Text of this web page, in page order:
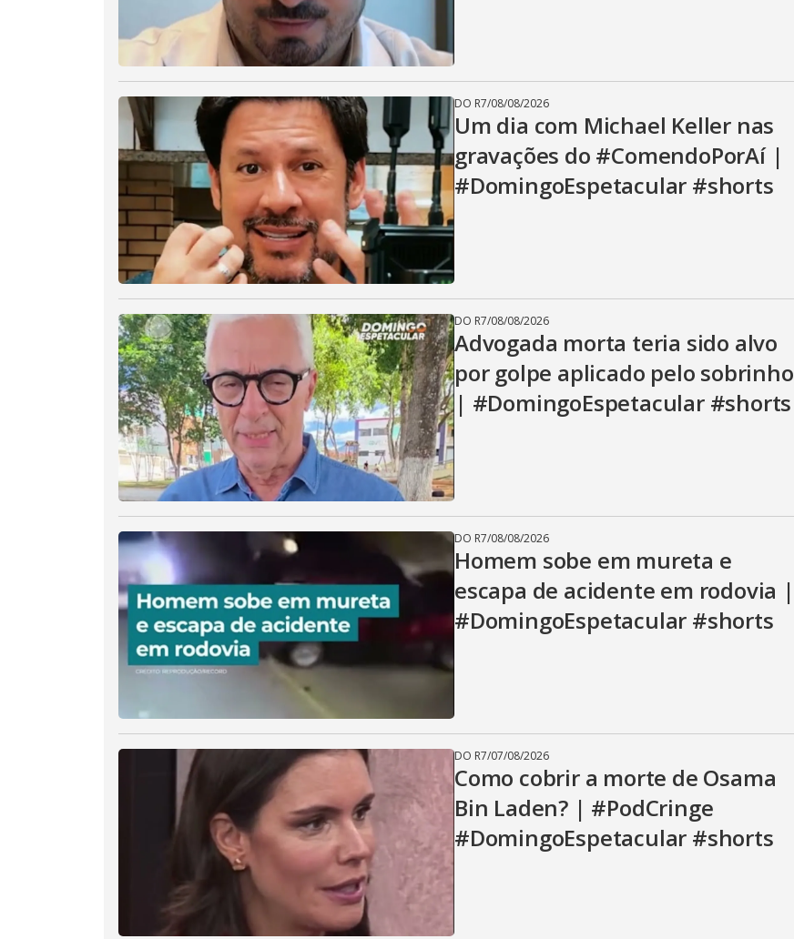
DO R7/08/08/2026
Um dia com Michael Keller nas
gravações do #ComendoPorAí |
#DomingoEspetacular #shorts
DO R7/08/08/2026
Advogada morta teria sido alvo
por golpe aplicado pelo sobrinho
| #DomingoEspetacular #shorts
DO R7/08/08/2026
Homem sobe em mureta e
escapa de acidente em rodovia |
#DomingoEspetacular #shorts
DO R7/07/08/2026
Como cobrir a morte de Osama
Bin Laden? | #PodCringe
#DomingoEspetacular #shorts